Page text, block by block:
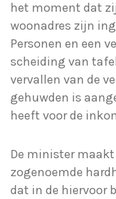
het moment dat
woonadres zijn
Personen en een
scheiding van
vervallen van de
gehuwden is
heeft voor de
De minister
zogenoemde
dat in de hiervoor